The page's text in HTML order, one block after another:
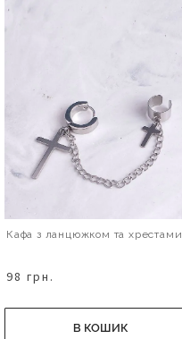
Кафа з ланцюжком та хрестами
98 грн.
В КОШИК